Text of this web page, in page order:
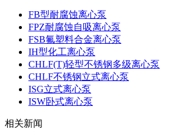
FB型耐腐蚀离心泵
FPZ耐腐蚀自吸离心泵
FSB氟塑料合金离心泵
IH型化工离心泵
CHLF(T)轻型不锈钢多级离心泵
CHLF不锈钢立式离心泵
ISG立式离心泵
ISW卧式离心泵
相关新闻